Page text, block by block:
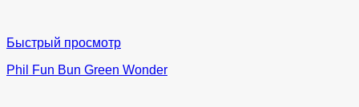
Быстрый просмотр
Phil Fun Bun Green Wonder